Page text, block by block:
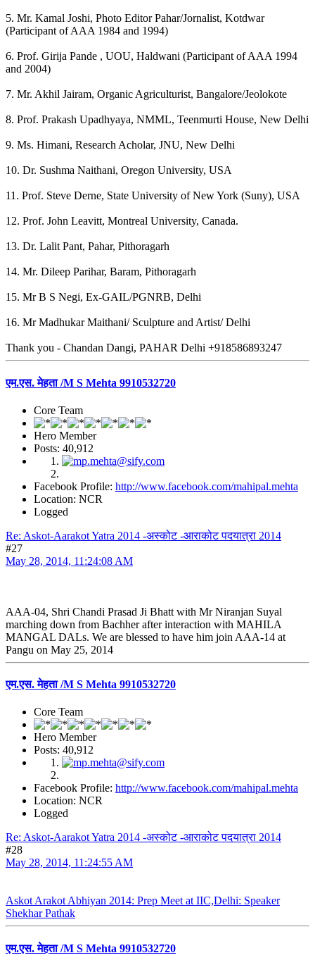
5. Mr. Kamal Joshi, Photo Editor Pahar/Jornalist, Kotdwar
(Participant of AAA 1984 and 1994)
6. Prof. Girija Pande , UOU, Haldwani (Participant of AAA 1994
and 2004)
7. Mr. Akhil Jairam, Organic Agriculturist, Bangalore/Jeolokote
8. Prof. Prakash Upadhyaya, NMML, Teenmurti House, New Delhi
9. Ms. Himani, Research Acholar, JNU, New Delhi
10. Dr. Sushma Naithani, Oregon University, USA
11. Prof. Steve Derne, State University of New York (Suny), USA
12. Prof. John Leavitt, Montreal University, Canada.
13. Dr. Lalit Pant, Pahar, Pithoragarh
14. Mr. Dileep Parihar, Baram, Pithoragarh
15. Mr B S Negi, Ex-GAIL/PGNRB, Delhi
16. Mr Madhukar Maithani/ Sculpture and Artist/ Delhi
Thank you - Chandan Dangi, PAHAR Delhi +918586893247
एम.एस. मेहता /M S Mehta 9910532720
Core Team
Hero Member
Posts: 40,912
Facebook Profile: http://www.facebook.com/mahipal.mehta
Location: NCR
Logged
Re: Askot-Aarakot Yatra 2014 -अस्कोट -आराकोट पदयात्रा 2014
#27
May 28, 2014, 11:24:08 AM
AAA-04, Shri Chandi Prasad Ji Bhatt with Mr Niranjan Suyal
marching down from Bachher after interaction with MAHILA
MANGAL DALs. We are blessed to have him join AAA-14 at
Pangu on May 25, 2014
एम.एस. मेहता /M S Mehta 9910532720
Core Team
Hero Member
Posts: 40,912
Facebook Profile: http://www.facebook.com/mahipal.mehta
Location: NCR
Logged
Re: Askot-Aarakot Yatra 2014 -अस्कोट -आराकोट पदयात्रा 2014
#28
May 28, 2014, 11:24:55 AM
Askot Arakot Abhiyan 2014: Prep Meet at IIC,Delhi: Speaker
Shekhar Pathak
एम.एस. मेहता /M S Mehta 9910532720